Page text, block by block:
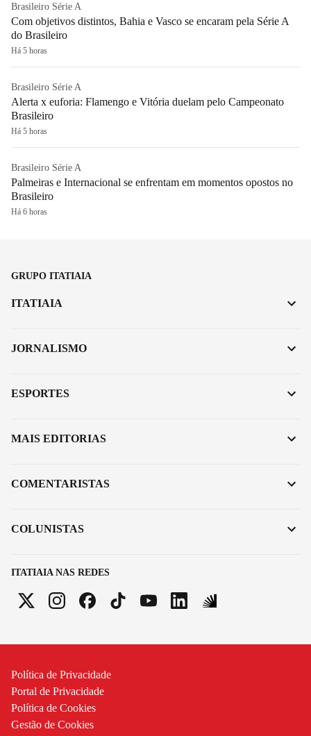
Brasileiro Série A
Com objetivos distintos, Bahia e Vasco se encaram pela Série A
do Brasileiro
Há 5 horas
Brasileiro Série A
Alerta x euforia: Flamengo e Vitória duelam pelo Campeonato
Brasileiro
Há 5 horas
Brasileiro Série A
Palmeiras e Internacional se enfrentam em momentos opostos no
Brasileiro
Há 6 horas
GRUPO ITATIAIA
ITATIAIA NAS REDES
ITATIAIA
JORNALISMO
ESPORTES
MAIS EDITORIAS
COMENTARISTAS
COLUNISTAS
Política de Privacidade
Portal de Privacidade
Política de Cookies
Gestão de Cookies